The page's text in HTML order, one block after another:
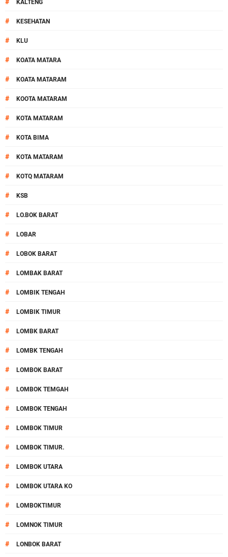
KALTENG
# KESEHATAN
# KLU
# KOATA MATARA
# KOATA MATARAM
# KOOTA MATARAM
# KOTA MATARAM
# KOTA BIMA
# KOTA MATARAM
# KOTQ MATARAM
# KSB
# LO.BOK BARAT
# LOBAR
# LOBOK BARAT
# LOMBAK BARAT
# LOMBIK TENGAH
# LOMBIK TIMUR
# LOMBK BARAT
# LOMBK TENGAH
# LOMBOK BARAT
# LOMBOK TEMGAH
# LOMBOK TENGAH
# LOMBOK TIMUR
# LOMBOK TIMUR.
# LOMBOK UTARA
# LOMBOK UTARA KO
# LOMBOKTIMUR
# LOMNOK TIMUR
# LONBOK BARAT